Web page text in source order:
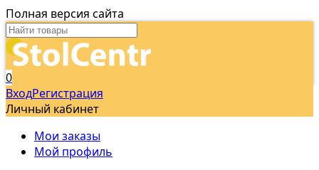
Полная версия сайта
0
ВходРегистрация
Личный кабинет
Мои заказы
Мой профиль